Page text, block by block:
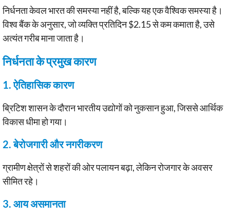
निर्धनता केवल भारत की समस्या नहीं है, बल्कि यह एक वैश्विक समस्या है।
विश्व बैंक के अनुसार, जो व्यक्ति प्रतिदिन $2.15 से कम कमाता है, उसे
अत्यंत गरीब माना जाता है।
निर्धनता के प्रमुख कारण
1. ऐतिहासिक कारण
ब्रिटिश शासन के दौरान भारतीय उद्योगों को नुकसान हुआ, जिससे आर्थिक
विकास धीमा हो गया।
2. बेरोजगारी और नगरीकरण
ग्रामीण क्षेत्रों से शहरों की ओर पलायन बढ़ा, लेकिन रोजगार के अवसर
सीमित रहे।
3. आय असमानता